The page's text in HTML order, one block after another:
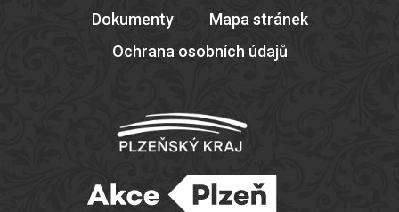
Dokumenty
Mapa stránek
Ochrana osobních údajů